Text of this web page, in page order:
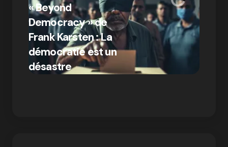
« Beyond
Democracy » de
Frank Karsten : La
démocratie est un
désastre
par Ines Aissani
on 03/10/2024